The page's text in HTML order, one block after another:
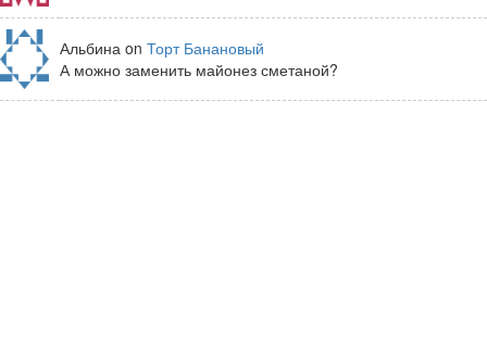
Альбина on Торт Банановый
А можно заменить майонез сметаной?